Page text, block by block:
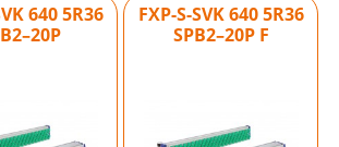
640 5R36
FXP-S-SVK 640 5R36
SPB2–20P F